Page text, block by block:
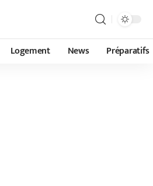
Logement News Préparatifs